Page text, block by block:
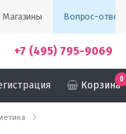
Магазины Вопрос-ответ
+7 (495) 795-9069
Корзина
0